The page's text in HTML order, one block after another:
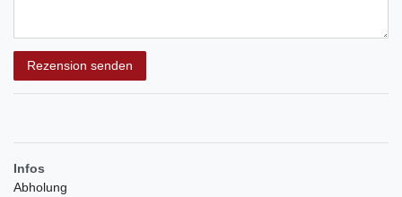
Rezension senden
Infos
Abholung